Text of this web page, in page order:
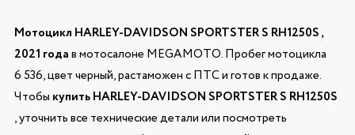
Мотоцикл HARLEY-DAVIDSON SPORTSTER S RH1250S ,
2021 годав мотосалоне MEGAMOTO. Пробег мотоцикла
6 536, цвет черный, растаможен с ПТС и готов к продаже.
Чтобы купить HARLEY-DAVIDSON SPORTSTER S RH1250S
, уточнить все технические детали или посмотреть